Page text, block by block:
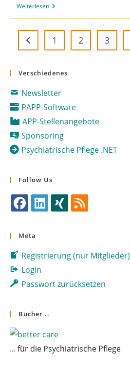
Weiterlesen21.
BAPP-
Bundestagung
In
Cottbus
Zur vorherigen Seite
1 2 3
Verschiedenes
Newsletter
PAPP-Software
APP-Stellenangebote
Sponsoring
Psychiatrische Pflege .NET
Follow Us
new
tab
new
tab
new
new
Meta
Registrierung (nur Mitglieder)
Login
Passwort zurücksetzen
Bücher ..
... für die Psychiatrische Pflege